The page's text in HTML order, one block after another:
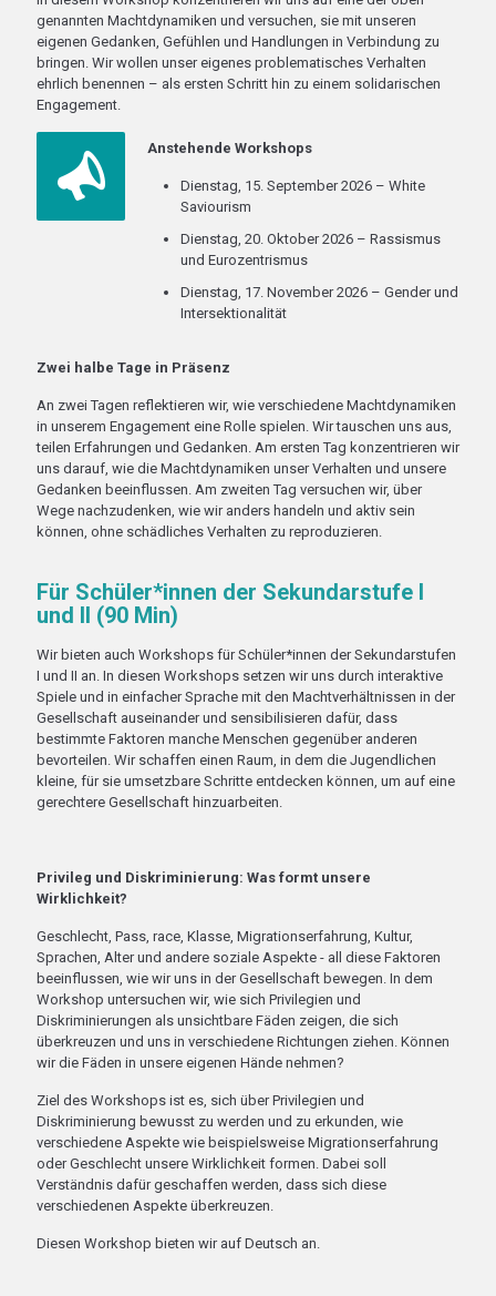
genannten Machtdynamiken und versuchen, sie mit unseren
eigenen Gedanken, Gefühlen und Handlungen in Verbindung zu
bringen. Wir wollen unser eigenes problematisches Verhalten
ehrlich benennen – als ersten Schritt hin zu einem solidarischen
Engagement.
Anstehende Workshops
Dienstag, 15. September 2026 – White
Saviourism
Dienstag, 20. Oktober 2026 – Rassismus
und Eurozentrismus
Dienstag, 17. November 2026 – Gender und
Intersektionalität
Zwei halbe Tage in Präsenz
An zwei Tagen reflektieren wir, wie verschiedene Machtdynamiken
in unserem Engagement eine Rolle spielen. Wir tauschen uns aus,
teilen Erfahrungen und Gedanken. Am ersten Tag konzentrieren wir
uns darauf, wie die Machtdynamiken unser Verhalten und unsere
Gedanken beeinflussen. Am zweiten Tag versuchen wir, über
Wege nachzudenken, wie wir anders handeln und aktiv sein
können, ohne schädliches Verhalten zu reproduzieren.
Für Schüler*innen der Sekundarstufe I
und II (90 Min)
Wir bieten auch Workshops für Schüler*innen der Sekundarstufen
I und II an. In diesen Workshops setzen wir uns durch interaktive
Spiele und in einfacher Sprache mit den Machtverhältnissen in der
Gesellschaft auseinander und sensibilisieren dafür, dass
bestimmte Faktoren manche Menschen gegenüber anderen
bevorteilen. Wir schaffen einen Raum, in dem die Jugendlichen
kleine, für sie umsetzbare Schritte entdecken können, um auf eine
gerechtere Gesellschaft hinzuarbeiten.
Privileg und Diskriminierung: Was formt unsere
Wirklichkeit?
Geschlecht, Pass, race, Klasse, Migrationserfahrung, Kultur,
Sprachen, Alter und andere soziale Aspekte - all diese Faktoren
beeinflussen, wie wir uns in der Gesellschaft bewegen. In dem
Workshop untersuchen wir, wie sich Privilegien und
Diskriminierungen als unsichtbare Fäden zeigen, die sich
überkreuzen und uns in verschiedene Richtungen ziehen. Können
wir die Fäden in unsere eigenen Hände nehmen?
Ziel des Workshops ist es, sich über Privilegien und
Diskriminierung bewusst zu werden und zu erkunden, wie
verschiedene Aspekte wie beispielsweise Migrationserfahrung
oder Geschlecht unsere Wirklichkeit formen. Dabei soll
Verständnis dafür geschaffen werden, dass sich diese
verschiedenen Aspekte überkreuzen.
Diesen Workshop bieten wir auf Deutsch an.